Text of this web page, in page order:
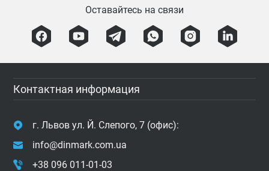
Оставайтесь на связи
Контактная информация
г. Львов ул. Й. Слепого, 7 (офис):
info@dinmark.com.ua
+38 096 011-01-03